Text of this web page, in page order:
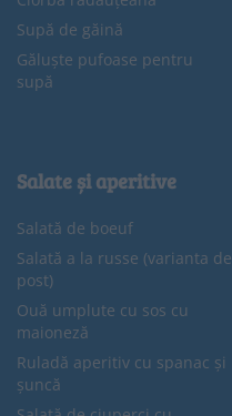
Supă de găină
Găluște pufoase pentru
supă
Salate și aperitive
Salată de boeuf
Salată a la russe (varianta de
post)
Ouă umplute cu sos cu
maioneză
Ruladă aperitiv cu spanac și
șuncă